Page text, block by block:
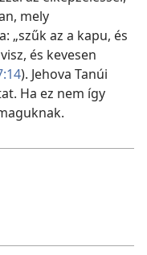
mely
„szűk az a kapu, és
és kevesen
). Jehova Tanúi
Ha ez nem így